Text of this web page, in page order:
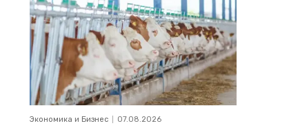
Экономика и Бизнес 07.08.2026